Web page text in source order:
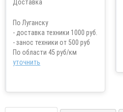
По Луганску
- доставка техники 1000 руб.
- занос техники от 500 руб
По области 45 руб/км
уточнить